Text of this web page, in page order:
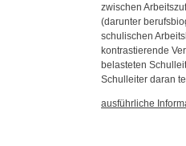
zwischen
(darunter
schulischen
kontrastierende
belasteten
Schulleiter daran
ausführliche